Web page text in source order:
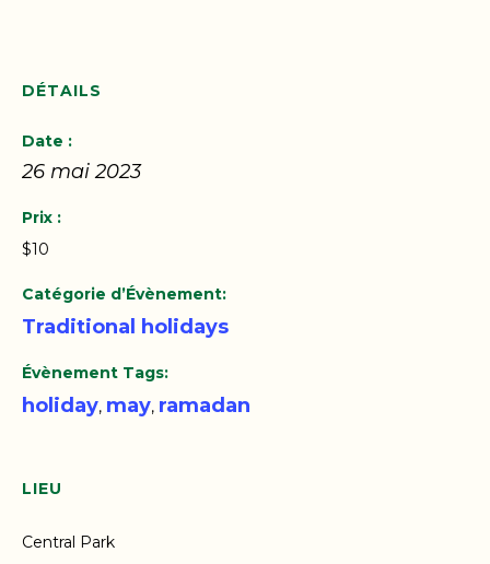
DÉTAILS
Date :
26 mai 2023
Prix :
$10
Catégorie d’Évènement:
Traditional holidays
Évènement Tags:
holiday, may, ramadan
LIEU
Central Park